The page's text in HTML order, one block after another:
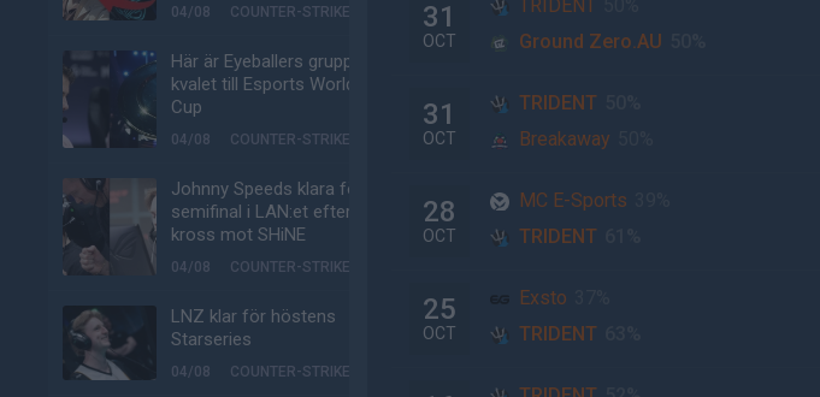
04/08 COUNTER-STRIKE
Här är Eyeballers grupp i
kvalet till Esports World
Cup
04/08 COUNTER-STRIKE
Johnny Speeds klara för
semifinal i LAN:et efter
kross mot SHiNE
04/08 COUNTER-STRIKE
LNZ klar för höstens
Starseries
04/08 COUNTER-STRIKE
31
OCT
TRIDENT
Ground Zero.AU
31
OCT
TRIDENT
Breakaway
28
OCT
MC E-Sports
TRIDENT
25
OCT
Exsto
TRIDENT